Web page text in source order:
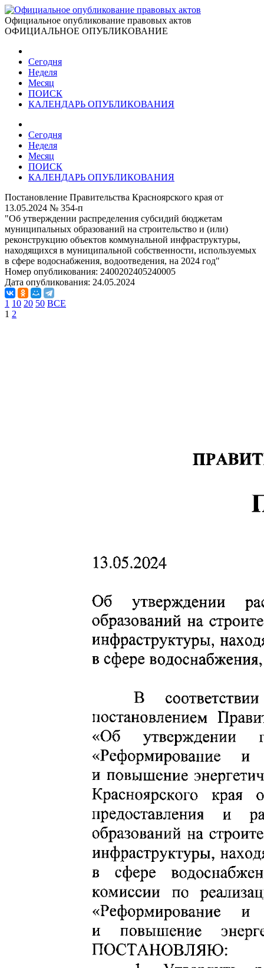
Официальное опубликование правовых актов
ОФИЦИАЛЬНОЕ ОПУБЛИКОВАНИЕ
Сегодня
Неделя
Месяц
ПОИСК
КАЛЕНДАРЬ ОПУБЛИКОВАНИЯ
Сегодня
Неделя
Месяц
ПОИСК
КАЛЕНДАРЬ ОПУБЛИКОВАНИЯ
Постановление Правительства Красноярского края от
13.05.2024 № 354-п
"Об утверждении распределения субсидий бюджетам
муниципальных образований на строительство и (или)
реконструкцию объектов коммунальной инфраструктуры,
находящихся в муниципальной собственности, используемых
в сфере водоснабжения, водоотведения, на 2024 год"
Номер опубликования: 2400202405240005
Дата опубликования: 24.05.2024
1 10 20 50 ВСЕ
1 2